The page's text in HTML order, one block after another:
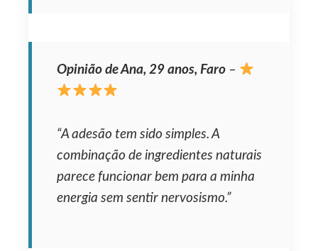
Opinião de Ana, 29 anos, Faro –
“A adesão tem sido simples. A
combinação de ingredientes naturais
parece funcionar bem para a minha
energia sem sentir nervosismo.”